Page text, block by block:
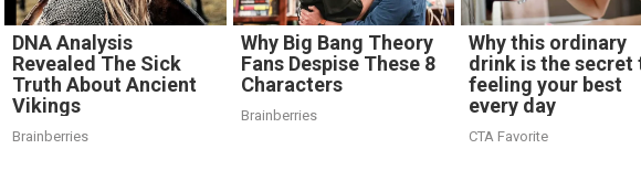
DNA Analysis
Revealed The Sick
Truth About Ancient
Vikings
Brainberries
Why Big Bang Theory
Fans Despise These 8
Characters
Brainberries
Why this ordinary
drink is the secret
feeling your best
every day
CTA Favorite